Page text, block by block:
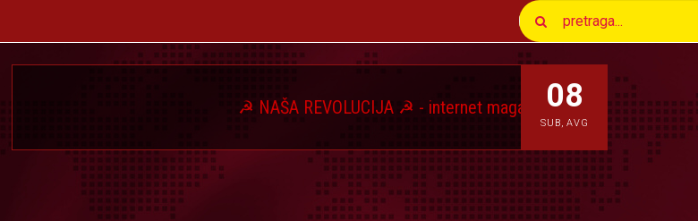
NAŠA REVOLUCIJA ☭ - internet magazin Komunističkog Pokreta Srbije
08
SUB,AVG